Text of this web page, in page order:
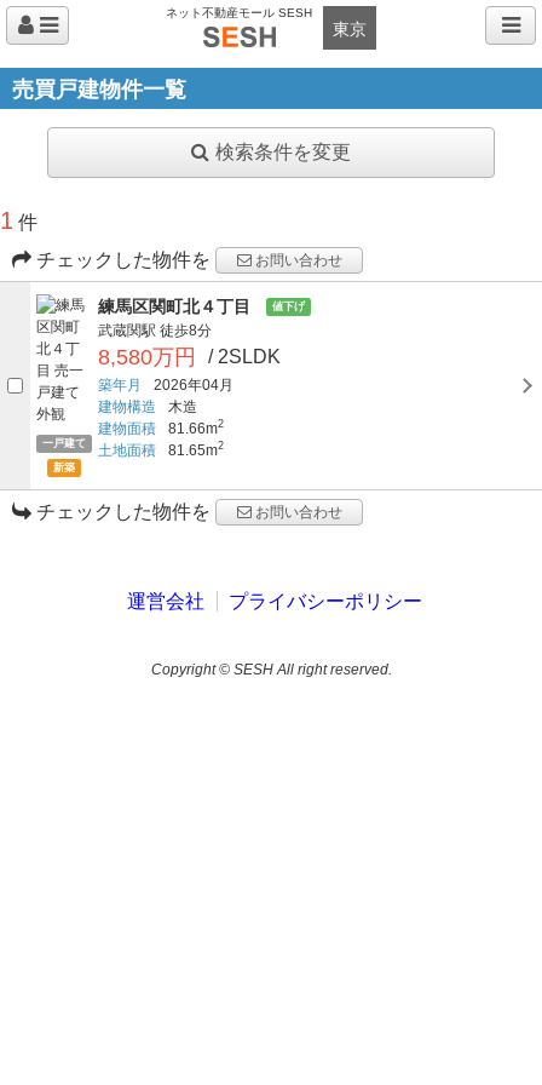
ネット不動産モール SESH
東京
売買戸建物件一覧
検索条件を変更
1 件
チェックした物件を
お問い合わせ
一戸建て
新築
練馬区関町北４丁目 値下げ
武蔵関駅 徒歩8分
8,580万円 / 2SLDK
築年月
2026年04月
建物構造
木造
建物面積
81.66m2
土地面積 81.65m2
チェックした物件を お問い合わせ
運営会社 プライバシーポリシー
Copyright © SESH All right reserved.